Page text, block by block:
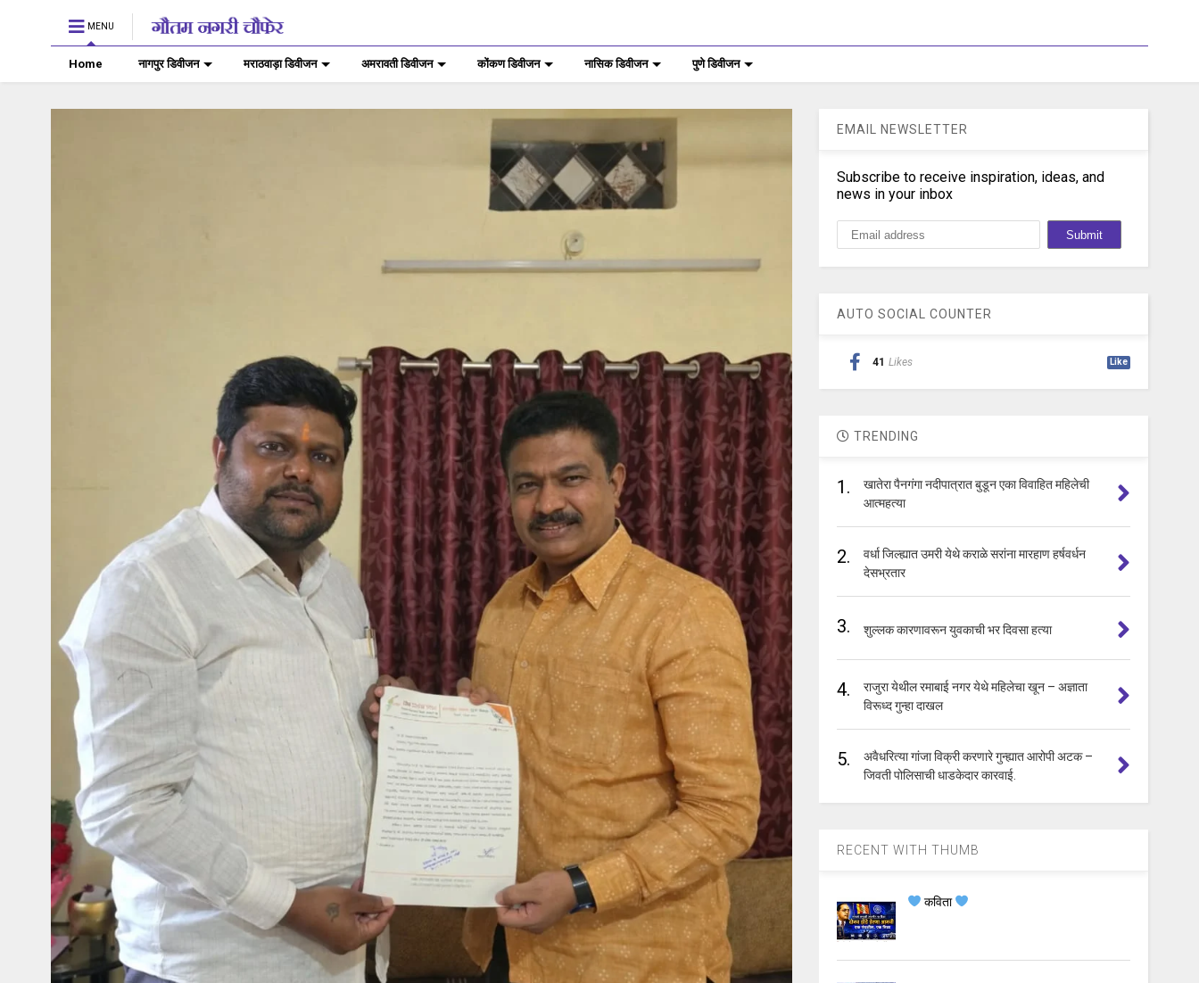
MENU
Home नागपुर डिवीजन मराठवाड़ा डिवीजन अमरावती डिवीजन कोंकण डिवीजन नासिक डिवीजन पुणे डिवीजन
EMAIL NEWSLETTER
Subscribe to receive inspiration, ideas, and
news in your inbox
AUTO SOCIAL COUNTER
41 Likes Like
TRENDING
1.
खातेरा पैनगंगा नदीपात्रात बुडून एका विवाहित महिलेची
आत्महत्या
2.
वर्धा जिल्ह्यात उमरी येथे कराळे सरांना मारहाण हर्षवर्धन
देसभ्रतार
3. शुल्लक कारणावरून युवकाची भर दिवसा हत्या
4.
राजुरा येथील रमाबाई नगर येथे महिलेचा खून – अज्ञाता
विरूध्द गुन्हा दाखल
5.
अवैधरित्या गांजा विक्री करणारे गुन्ह्यात आरोपी अटक –
जिवती पोलिसाची धाडकेदार कारवाई.
RECENT WITH THUMB
कविता